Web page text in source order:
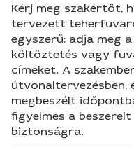
Kérj meg szakértőt,
tervezett
egyszerű: adja meg
költöztetés vagy
címeket. A
útvonaltervezésben,
megbeszélt
figyelmes a
biztonságra.